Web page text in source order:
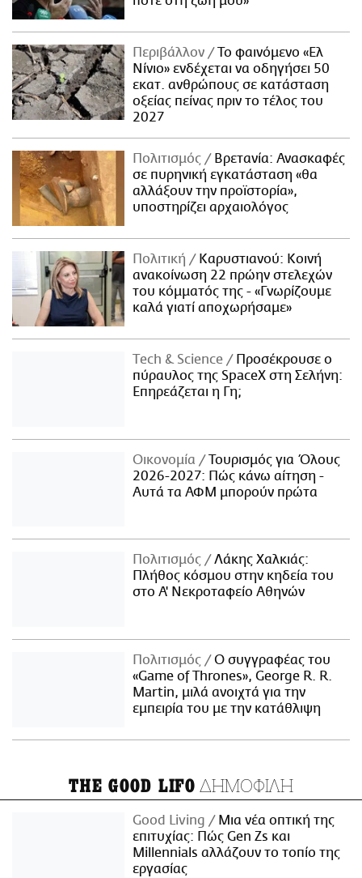
Περιβάλλον
Το φαινόμενο «Ελ
Νίνιο» ενδέχεται να οδηγήσει 50
εκατ. ανθρώπους σε κατάσταση
οξείας πείνας πριν το τέλος του
2027
Πολιτισμός
Βρετανία: Ανασκαφές
σε πυρηνική εγκατάσταση «θα
αλλάξουν την προϊστορία»,
υποστηρίζει αρχαιολόγος
Πολιτική
Καρυστιανού: Κοινή
ανακοίνωση 22 πρώην στελεχών
του κόμματός της - «Γνωρίζουμε
καλά γιατί αποχωρήσαμε»
Τech & Science
Προσέκρουσε ο
πύραυλος της SpaceX στη Σελήνη:
Επηρεάζεται η Γη;
Οικονομία
Τουρισμός για Όλους
2026-2027: Πώς κάνω αίτηση -
Αυτά τα ΑΦΜ μπορούν πρώτα
Πολιτισμός
Λάκης Χαλκιάς:
Πλήθος κόσμου στην κηδεία του
στο Α' Νεκροταφείο Αθηνών
Πολιτισμός
Ο συγγραφέας του
«Game of Thrones», George R. R.
Martin, μιλά ανοιχτά για την
εμπειρία του με την κατάθλιψη
THE GOOD LIFO ΔΗΜΟΦΙΛΗ
Good Living
Μια νέα οπτική της
επιτυχίας: Πώς Gen Zs και
Millennials αλλάζουν το τοπίο της
εργασίας